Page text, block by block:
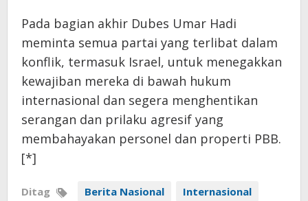
Pada bagian akhir Dubes Umar Hadi
meminta semua partai yang terlibat dalam
konflik, termasuk Israel, untuk menegakkan
kewajiban mereka di bawah hukum
internasional dan segera menghentikan
serangan dan prilaku agresif yang
membahayakan personel dan properti PBB.
[*]
Ditag Berita Nasional Internasional